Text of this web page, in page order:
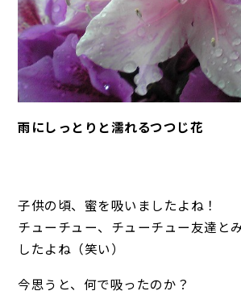
雨にしっとりと濡れるつつじ花
子供の頃、蜜を吸いましたよね！
チューチュー、チューチュー友達と
したよね（笑い）
今思うと、何で吸ったのか？